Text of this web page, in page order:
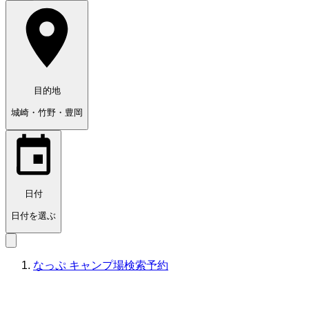
目的地
城崎・竹野・豊岡
日付
日付を選ぶ
なっぷ キャンプ場検索予約